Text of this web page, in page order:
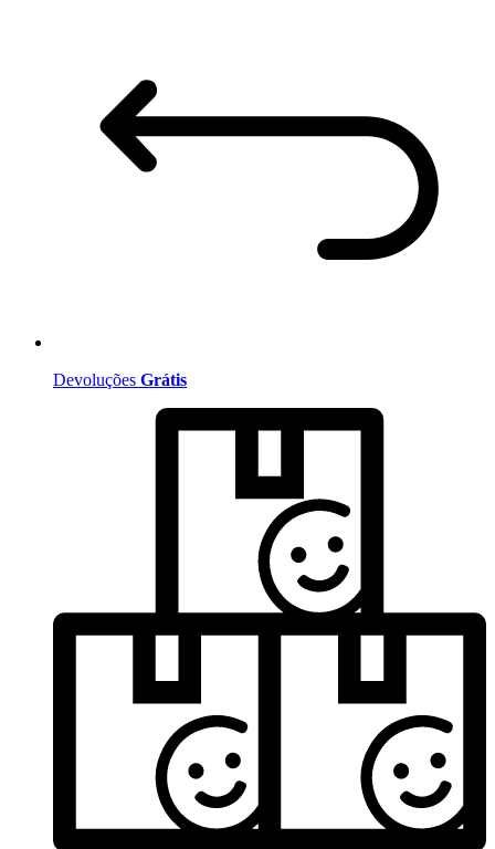
Devoluções Grátis